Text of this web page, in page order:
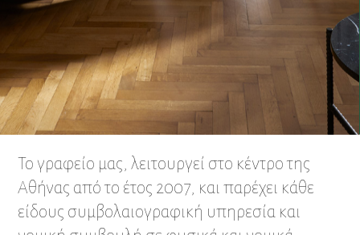
To γραφείο μας, λειτουργεί στο κέντρο της
Αθήνας από το έτος 2007, και παρέχει κάθε
είδους συμβολαιογραφική υπηρεσία και